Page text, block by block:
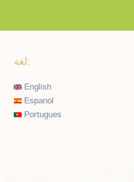
لغة:
English
Espanol
Portugues